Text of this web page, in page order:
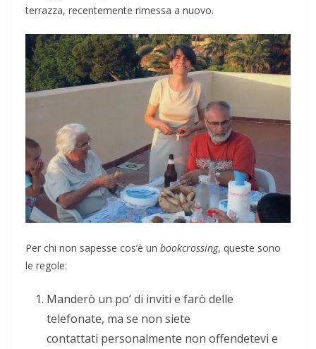
terrazza, recentemente rimessa a nuovo.
Per chi non sapesse cos’è un bookcrossing, queste sono
le regole:
Manderò un po’ di inviti e farò delle
telefonate, ma se non siete
contattati personalmente non offendetevi e